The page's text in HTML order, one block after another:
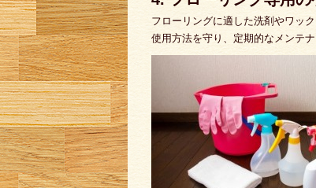
フローリングに適した洗剤やワッ
使用方法を守り、定期的なメンテナ